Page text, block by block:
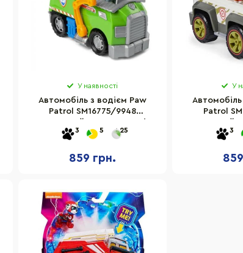
У наявності
Aвтомобіль з водієм Paw
Patrol SM16775/9948
3 5 25
859 грн.
У
Patrol
3